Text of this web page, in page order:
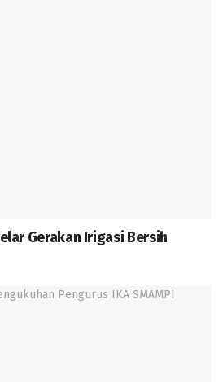
Gerakan Irigasi Bersih